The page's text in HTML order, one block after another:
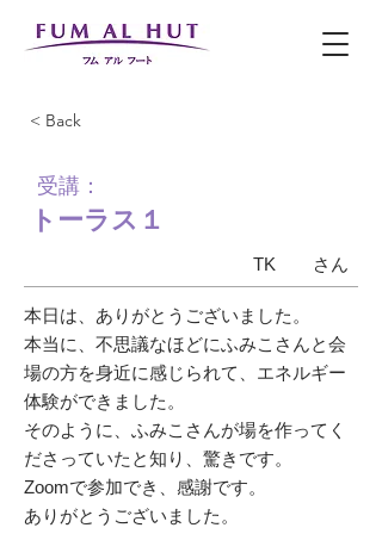
< Back
受講：
トーラス１
TK さん
本日は、ありがとうございました。
本当に、不思議なほどにふみこさんと会
場の方を身近に感じられて、エネルギー
体験ができました。
そのように、ふみこさんが場を作ってく
ださっていたと知り、驚きです。
Zoomで参加でき、感謝です。
ありがとうございました。